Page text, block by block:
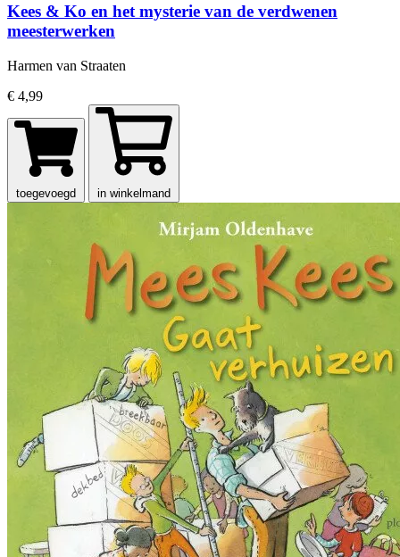
Kees & Ko en het mysterie van de verdwenen
meesterwerken
Harmen van Straaten
€ 4,99
toegevoegd in winkelmand